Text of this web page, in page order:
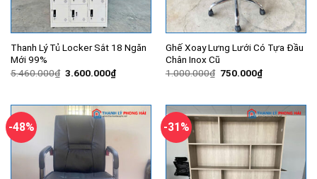
Thanh Lý Tủ Locker Sắt 18 Ngăn
Mới 99%
5.460.000₫ Giá
3.600.000₫Giá
hiện
3.600.000₫.
Ghế Xoay Lưng Lưới Có Tựa Đầu
Chân Inox Cũ
1.000.000₫ Giá
750.000₫Giá
hiện
750.000₫.
-48% -31%